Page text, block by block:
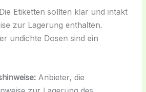
Etiketten sollten klar und intakt
zur Lagerung enthalten.
undichte Dosen sind ein
Anbieter, die